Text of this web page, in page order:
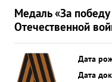
Медаль «За
Отечественной
Дата
Дата